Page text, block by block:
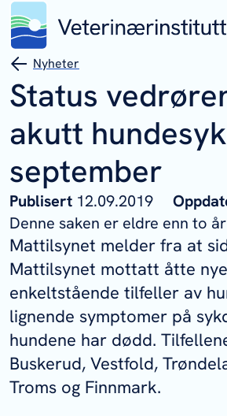
Nyheter
Status
akutt
september
Publisert 12.09.2019
Denne saken er eldre enn to år
Mattilsynet melder fra at
Mattilsynet mottatt åtte
enkeltstående tilfeller av
lignende symptomer på
hundene har dødd.
Buskerud, Vestfold,
Troms og Finnmark.